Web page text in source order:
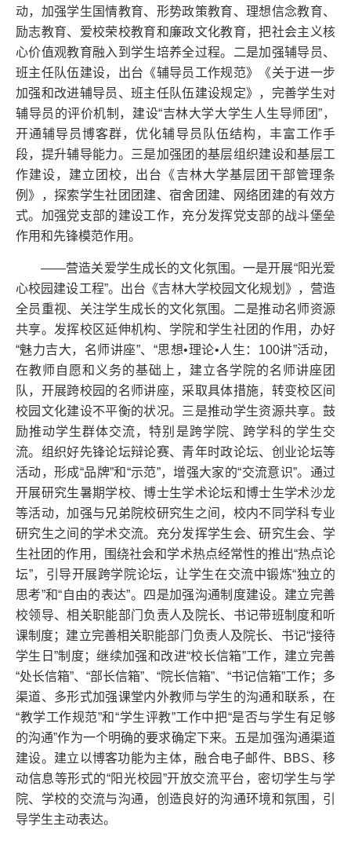
动，加强学生国情教育、形势政策教育、理想信念教育、
励志教育、爱校荣校教育和廉政文化教育，把社会主义核
心价值观教育融入到学生培养全过程。二是加强辅导员、
班主任队伍建设，出台《辅导员工作规范》《关于进一步
加强和改进辅导员、班主任队伍建设规定》，完善学生对
辅导员的评价机制，建设“吉林大学大学生人生导师团”，
开通辅导员博客群，优化辅导员队伍结构，丰富工作手
段，提升辅导能力。三是加强团的基层组织建设和基层工
作建设，建立团校，出台《吉林大学基层团干部管理条
例》，探索学生社团团建、宿舍团建、网络团建的有效方
式。加强党支部的建设工作，充分发挥党支部的战斗堡垒
作用和先锋模范作用。
——营造关爱学生成长的文化氛围。一是开展“阳光爱
心校园建设工程”。出台《吉林大学校园文化规划》，营造
全员重视、关注学生成长的文化氛围。二是推动名师资源
共享。发挥校区延伸机构、学院和学生社团的作用，办好
“魅力吉大，名师讲座”、“思想•理论•人生：100讲”活动，
在教师自愿和义务的基础上，建立各学院的名师讲座团
队，开展跨校园的名师讲座，采取具体措施，转变校区间
校园文化建设不平衡的状况。三是推动学生资源共享。鼓
励推动学生群体交流，特别是跨学院、跨学科的学生交
流。组织好先锋论坛辩论赛、青年时政论坛、创业论坛等
活动，形成“品牌”和“示范”，增强大家的“交流意识”。通过
开展研究生暑期学校、博士生学术论坛和博士生学术沙龙
等活动，加强与兄弟院校研究生之间，校内不同学科专业
研究生之间的学术交流。充分发挥学生会、研究生会、学
生社团的作用，围绕社会和学术热点经常性的推出“热点论
坛”，引导开展跨学院论坛，让学生在交流中锻炼“独立的
思考”和“自由的表达”。四是加强沟通制度建设。建立完善
校领导、相关职能部门负责人及院长、书记带班制度和听
课制度；建立完善相关职能部门负责人及院长、书记“接待
学生日”制度；继续加强和改进“校长信箱”工作，建立完善
“处长信箱”、“部长信箱”、“院长信箱”、“书记信箱”工作；多
渠道、多形式加强课堂内外教师与学生的沟通和联系，在
“教学工作规范”和“学生评教”工作中把“是否与学生有足够
的沟通”作为一个明确的要求确定下来。五是加强沟通渠道
建设。建立以博客功能为主体，融合电子邮件、BBS、移
动信息等形式的“阳光校园”开放交流平台，密切学生与学
院、学校的交流与沟通，创造良好的沟通环境和氛围，引
导学生主动表达。